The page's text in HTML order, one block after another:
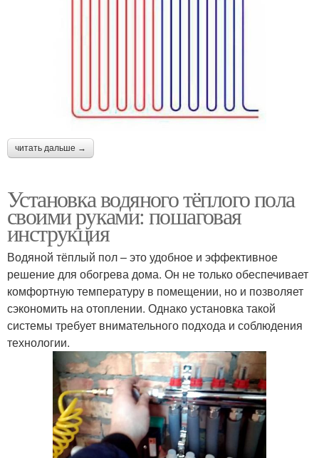
читать дальше →
Установка водяного тёплого пола
своими руками: пошаговая
инструкция
Водяной тёплый пол – это удобное и эффективное
решение для обогрева дома. Он не только обеспечивает
комфортную температуру в помещении, но и позволяет
сэкономить на отоплении. Однако установка такой
системы требует внимательного подхода и соблюдения
технологии.